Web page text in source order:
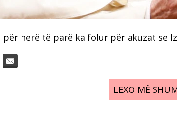
për herë të parë ka folur për akuzat se
LEXO MË